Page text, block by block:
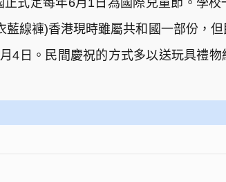
式定每年6月1日為國際兒童節。學
線褲)香港現時雖屬共和國一部份，
4日。民間慶祝的方式多以送玩具禮